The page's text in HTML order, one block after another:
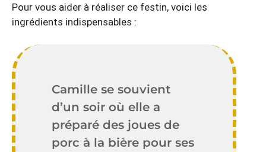
Pour vous aider à réaliser ce festin, voici les
ingrédients indispensables :
Camille se souvient
d’un soir où elle a
préparé des joues de
porc à la bière pour ses